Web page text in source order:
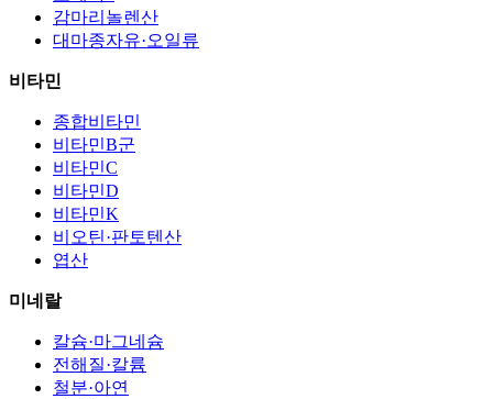
감마리놀렌산
대마종자유·오일류
비타민
종합비타민
비타민B군
비타민C
비타민D
비타민K
비오틴·판토텐산
엽산
미네랄
칼슘·마그네슘
전해질·칼륨
철분·아연